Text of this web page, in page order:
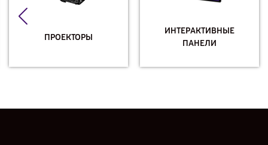
ПРОЕКТОРЫ
ИНТЕРАКТИВНЫЕ
ПАНЕЛИ